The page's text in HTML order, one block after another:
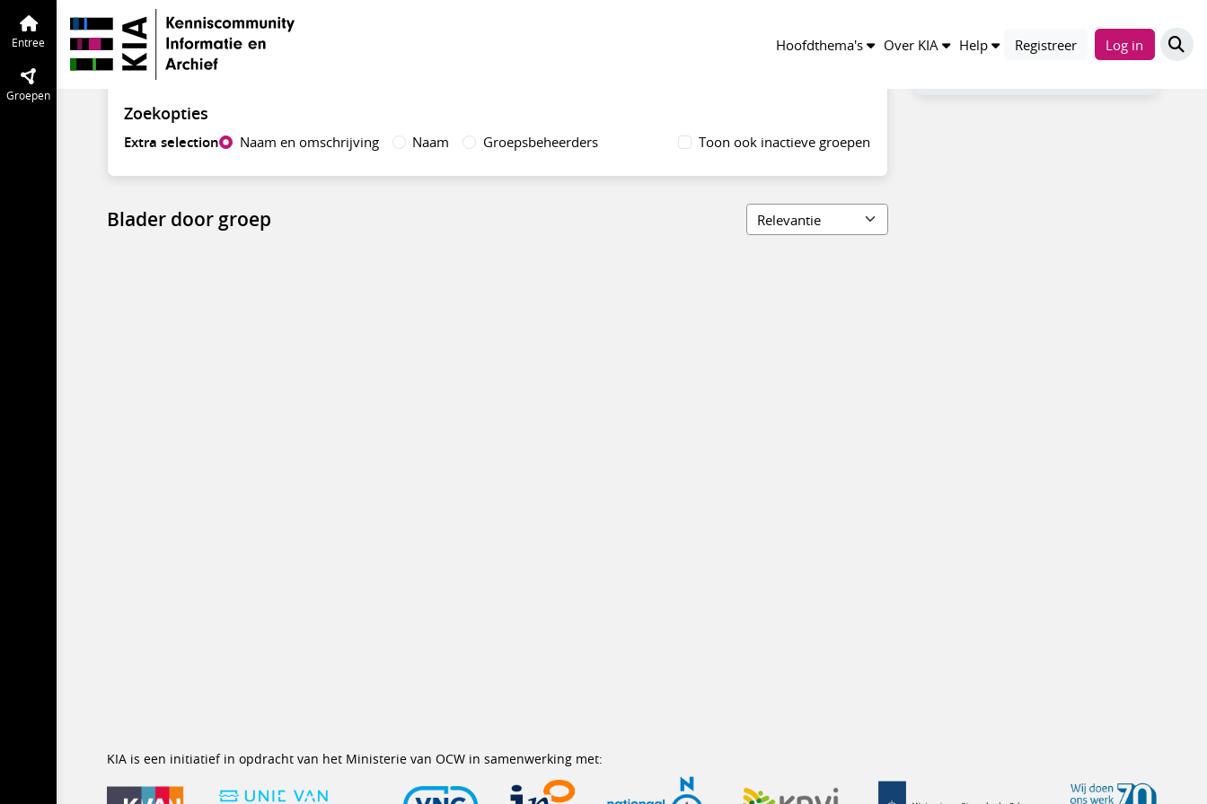
Hoofdthema's Over KIA Help Registreer Log in
Entree
Groepen
Vind groepen
Zoekopties
Extra selection Naam en omschrijving Naam Groepsbeheerders Toon ook inactieve groepen
Blader door groep
KIA is een initiatief in opdracht van het Ministerie van OCW in samenwerking met: